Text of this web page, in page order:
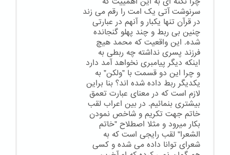
سرنوشت آتی یک امت را رقم می زند
در قرآن تنها یکبار و آنهم در عبارتی
چنین بی ربط و چند پهلو گنجانده
شده. این واقعیت که محمد هیچ
فرزند پسری نداشته چه ربطی به
اینکه دیگر پیامبری نخواهد آمد دارد
و چرا این دو قسمت با "ولکن" به
یکدیگر ربط داده شده اند؟ بنا براین
لازم است که در معنای عبارت تعمق
بیشتری بنمائیم. در بین اعراب لقب
خاتم جهت تکریم و شاخص نمودن
بکار میرود و مثلا اصطلاح "خاتم
الشعرا" لقب رایجی است که به
شعرای توانا داده می شده و کسی